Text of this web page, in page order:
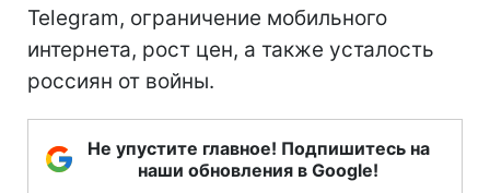
Telegram, ограничение мобильного
интернета, рост цен, а также усталость
россиян от войны.
Не упустите главное! Подпишитесь на
наши обновления в Google!